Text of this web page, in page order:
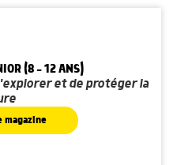
(8 - 12 ANS)
et de protéger la